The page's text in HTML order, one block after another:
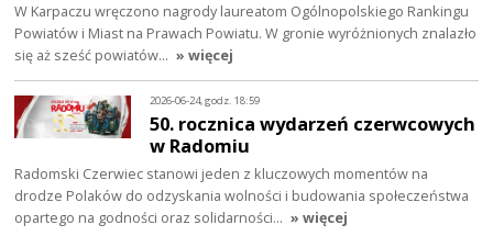
W Karpaczu wręczono nagrody laureatom Ogólnopolskiego Rankingu
Powiatów i Miast na Prawach Powiatu. W gronie wyróżnionych znalazło
się aż sześć powiatów… » więcej
2026-06-24, godz. 18:59
50. rocznica wydarzeń czerwcowych
w Radomiu
Radomski Czerwiec stanowi jeden z kluczowych momentów na
drodze Polaków do odzyskania wolności i budowania społeczeństwa
opartego na godności oraz solidarności… » więcej